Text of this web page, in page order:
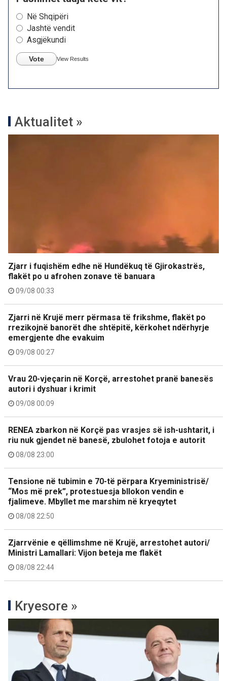
Në Shqipëri
Jashtë vendit
Asgjëkundi
Vote View Results
Aktualitet »
Zjarr i fuqishëm edhe në Hundëkuq të Gjirokastrës,
flakët po u afrohen zonave të banuara
09/08 00:33
Zjarri në Krujë merr përmasa të frikshme, flakët po
rrezikojnë banorët dhe shtëpitë, kërkohet ndërhyrje
emergjente dhe evakuim
09/08 00:27
Vrau 20-vjeçarin në Korçë, arrestohet pranë banesës
autori i dyshuar i krimit
09/08 00:09
RENEA zbarkon në Korçë pas vrasjes së ish-ushtarit, i
riu nuk gjendet në banesë, zbulohet fotoja e autorit
08/08 23:00
Tensione në tubimin e 70-të përpara Kryeministrisë/
“Mos më prek”, protestuesja bllokon vendin e
fjalimeve. Mbyllet me marshim në kryeqytet
08/08 22:50
Zjarrvënie e qëllimshme në Krujë, arrestohet autori/
Ministri Lamallari: Vijon beteja me flakët
08/08 22:44
Kryesore »